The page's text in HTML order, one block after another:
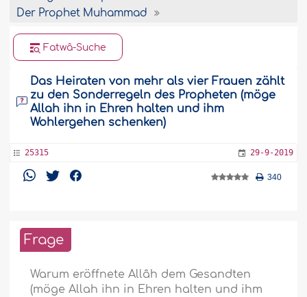
Der Prophet Muhammad
Fatwâ-Suche
Das Heiraten von mehr als vier Frauen zählt
zu den Sonderregeln des Propheten (möge
Allah ihn in Ehren halten und ihm
Wohlergehen schenken)
25315 29-9-2019
340
Frage
Warum eröffnete Allâh dem Gesandten
(möge Allah ihn in Ehren halten und ihm